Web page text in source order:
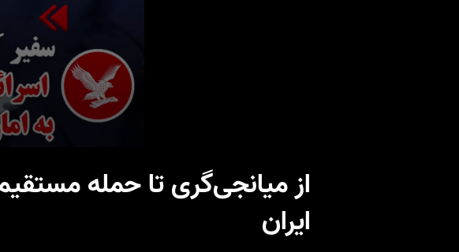
از میانجی‌گری تا حمله
ایران